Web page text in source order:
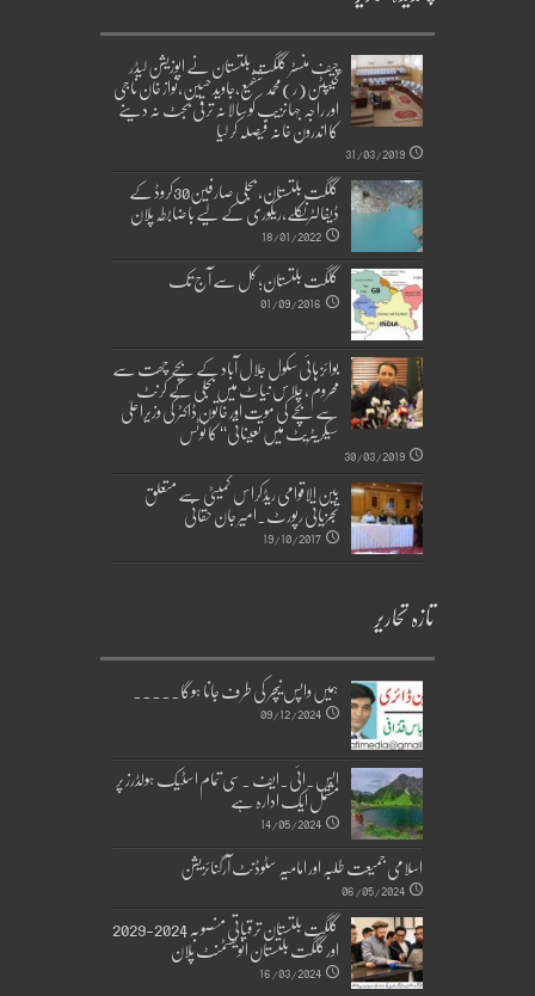
چیف منسٹر گلگت بلتستان نے اپوزیشن لیڈر
کیپٹن(ر)محمد شفیع،جاوید حسین،نواز خان ناجی
اور راجہ جہانزیب کو سالانہ ترقی بجٹ نہ دینے
کا اندرون خانہ فیصلہ کر لیا
31/03/2019
گلگت بلتستان، بجلی صارفین30کروڈ کے
ڈیفالٹر نکلے,ریکوری کے لیے باضابطہ پلان
18/01/2022
گلگت بلتستان؛ کل سے آج تک
01/09/2016
بوائز ہائی سکول جلال آباد کے بچے چھت سے
محروم ، چلاس نیاٹ میں بجلی کے کرنٹ
سے بچے کی موت اور خاتون ڈاکٹر کی وزیراعلیٰ
سیکریٹریٹ میں تعیناتی‘‘ کا نوٹس
30/03/2019
بین الاقوامی ریڈکراس کمیٹی سے متعلق
تجزیاتی رپورٹ۔امیر جان حقانی
19/10/2017
تازہ تحاریر
ہمیں واپس نیچر کی طرف جانا ہوگا۔۔۔۔۔
09/12/2024
ایس۔ائی۔ایف ۔سی تمام اسٹیک ہولڈرز پر
مشتمل ایک ادارہ ہے
14/05/2024
اسلامی جمیعت طلبہ اور امامیہ سٹوڈنٹ آرگنائزیشن
06/05/2024
گلگت بلتستان ترقیاتی منصوبہ 2024-2029 اورگلگت بلتستان انویسٹمنٹ پلان
16/03/2024